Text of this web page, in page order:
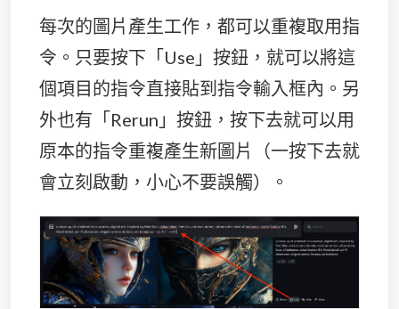
每次的圖片產生工作，都可以重複取用指
令。只要按下「Use」按鈕，就可以將這
個項目的指令直接貼到指令輸入框內。另
外也有「Rerun」按鈕，按下去就可以用
原本的指令重複產生新圖片（一按下去就
會立刻啟動，小心不要誤觸）。